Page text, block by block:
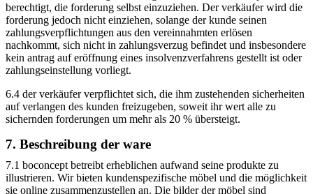
berechtigt, die forderung selbst einzuziehen. Der verkäufer wird die
forderung jedoch nicht einziehen, solange der kunde seinen
zahlungsverpflichtungen aus den vereinnahmten erlösen
nachkommt, sich nicht in zahlungsverzug befindet und insbesondere
kein antrag auf eröffnung eines insolvenzverfahrens gestellt ist oder
zahlungseinstellung vorliegt.
6.4 der verkäufer verpflichtet sich, die ihm zustehenden sicherheiten
auf verlangen des kunden freizugeben, soweit ihr wert alle zu
sichernden forderungen um mehr als 20 % übersteigt.
7. Beschreibung der ware
7.1 boconcept betreibt erheblichen aufwand seine produkte zu
illustrieren. Wir bieten kundenspezifische möbel und die möglichkeit
sie online zusammenzustellen an. Die bilder der möbel sind